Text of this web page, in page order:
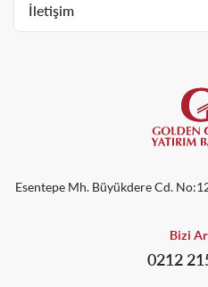
İletişim
Esentepe Mh. Büyükdere Cd.
Bizi
0212